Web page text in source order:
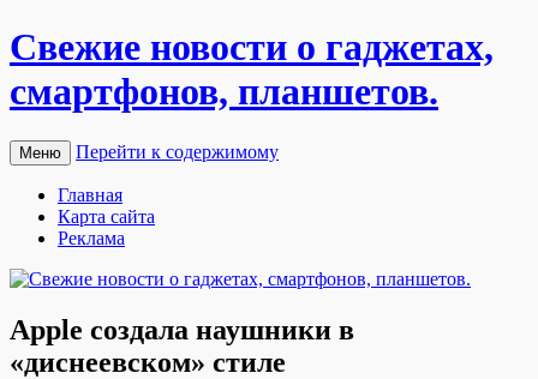
Свежие новости о гаджетах,
смартфонов, планшетов.
Меню Перейти к содержимому
Главная
Карта сайта
Реклама
Apple создала наушники в
«диснеевском» стиле